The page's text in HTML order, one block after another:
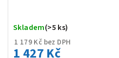
1 179 Kč bez DPH
1 427 Kč
Skladem(>5 ks)